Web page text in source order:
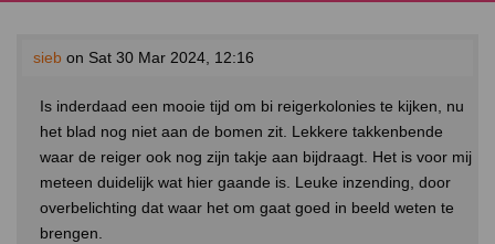
sieb on Sat 30 Mar 2024, 12:16
Is inderdaad een mooie tijd om bi reigerkolonies te kijken, nu
het blad nog niet aan de bomen zit. Lekkere takkenbende
waar de reiger ook nog zijn takje aan bijdraagt. Het is voor mij
meteen duidelijk wat hier gaande is. Leuke inzending, door
overbelichting dat waar het om gaat goed in beeld weten te
brengen.